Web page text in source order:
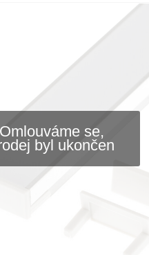
Omlouváme se,
byl ukončen